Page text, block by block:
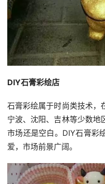
DIY石膏彩绘店
石膏彩绘属于时尚类技术，
宁波、沈阳、吉林等少数地
市场还是空白。DIY石膏彩
爱，市场前景广阔。